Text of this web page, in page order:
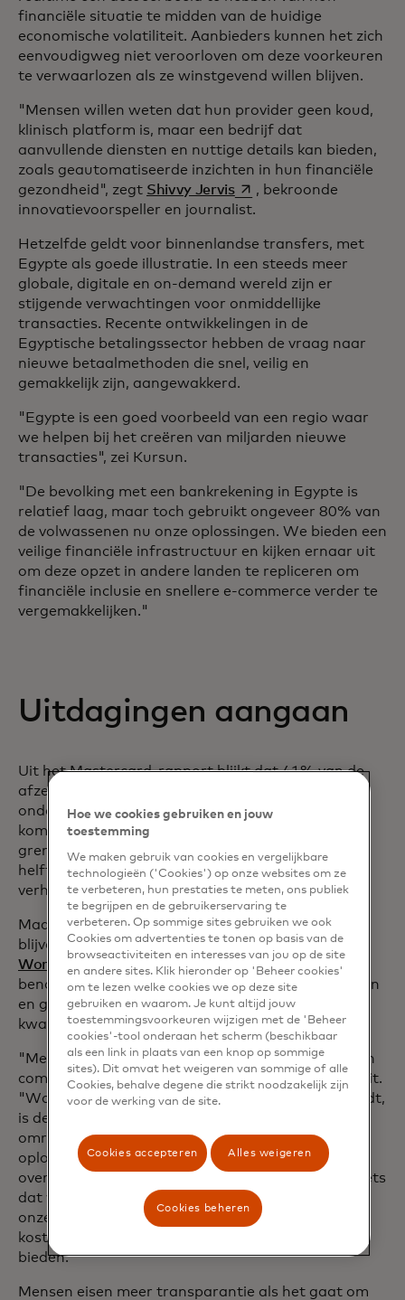
financiële situatie te midden van de huidige
economische volatiliteit. Aanbieders kunnen het zich
eenvoudigweg niet veroorloven om deze voorkeuren
te verwaarlozen als ze winstgevend willen blijven.
"Mensen willen weten dat hun provider geen koud,
klinisch platform is, maar een bedrijf dat
aanvullende diensten en nuttige details kan bieden,
zoals geautomatiseerde inzichten in hun financiële
gezondheid", zegt Shivvy Jervisopens in a new tab
, bekroonde
innovatievoorspeller en journalist.
Hetzelfde geldt voor binnenlandse transfers, met
Egypte als goede illustratie. In een steeds meer
globale, digitale en on-demand wereld zijn er
stijgende verwachtingen voor onmiddellijke
transacties. Recente ontwikkelingen in de
Egyptische betalingssector hebben de vraag naar
nieuwe betaalmethoden die snel, veilig en
gemakkelijk zijn, aangewakkerd.
"Egypte is een goed voorbeeld van een regio waar
we helpen bij het creëren van miljarden nieuwe
transacties", zei Kursun.
"De bevolking met een bankrekening in Egypte is
relatief laag, maar toch gebruikt ongeveer 80% van
de volwassenen nu onze oplossingen. We bieden een
veilige financiële infrastructuur en kijken ernaar uit
om deze opzet in andere landen te repliceren om
financiële inclusie en snellere e-commerce verder te
vergemakkelijken."
Uitdagingen aangaan
Uit het Mastercard-rapport blijkt dat 41% van de
afzenders en ongeveer de helft van de
ondervraagde ontvangers van plan is om de
komende 12 maanden vaker gebruik te maken van
grensoverschrijdende betalingen, en ongeveer de
helft is van plan de waarde van hun transacties te
verhogen.
Maar ondanks verbeteringen in het geldverkeer
blijven er uitdagingen. DeRemittances Prices
Worldwide Databaseopens in a new tab
van de Wereldbank
benadrukte dat de kosten aanhoudend hoog blijven
en gemiddeld 6,2% kosten om vanaf het tweede
kwartaal van 2023 $ 200 te verzenden.
"Met de kosten zijn er transactiekosten en is er een
component in vreemde valuta (FX)", legt Kursun uit.
"Wanneer u bijvoorbeeld Bangladesh Taka verzendt,
is de koers waarmee u uw VAE-dirham naar Taka
omrekent, belangrijk, omdat de kosten kunnen
oplopen tot 5% of zelfs 10%. Dit is een probleem
over de hele wereld, maar vooral in Afrika. Het is iets
dat we nu verbeteren door gebruik te maken van
onze schaal en bereik bij Mastercard om meer
kosteneffectieve, transparante oplossingen te
bieden."
Mensen eisen meer transparantie als het gaat om
Hoe we cookies gebruiken en jouw
toestemming
We maken gebruik van cookies en vergelijkbare
technologieën ('Cookies') op onze websites om ze
te verbeteren, hun prestaties te meten, ons publiek
te begrijpen en de gebruikerservaring te
verbeteren. Op sommige sites gebruiken we ook
Cookies om advertenties te tonen op basis van de
browseactiviteiten en interesses van jou op de site
en andere sites. Klik hieronder op 'Beheer cookies'
om te lezen welke cookies we op deze site
gebruiken en waarom. Je kunt altijd jouw
toestemmingsvoorkeuren wijzigen met de 'Beheer
cookies'-tool onderaan het scherm (beschikbaar
als een link in plaats van een knop op sommige
sites). Dit omvat het weigeren van sommige of alle
Cookies, behalve degene die strikt noodzakelijk zijn
voor de werking van de site.
Cookies accepteren Alles weigeren
Cookies beheren